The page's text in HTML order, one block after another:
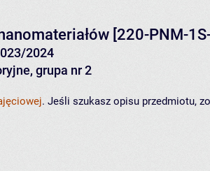
[220-PNM-
2024
grupa nr 2
. Jeśli szukasz opisu przedmiotu,